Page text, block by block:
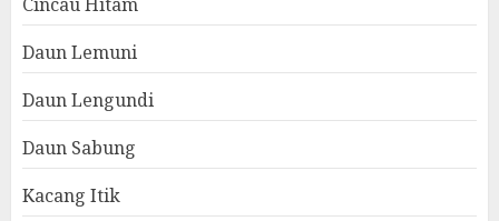
Daun Lemuni
Daun Lengundi
Daun Sabung
Kacang Itik